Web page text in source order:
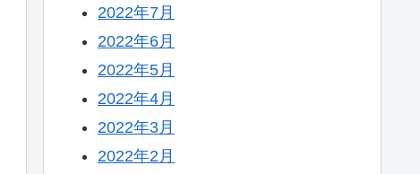
2022年7月
2022年6月
2022年5月
2022年4月
2022年3月
2022年2月